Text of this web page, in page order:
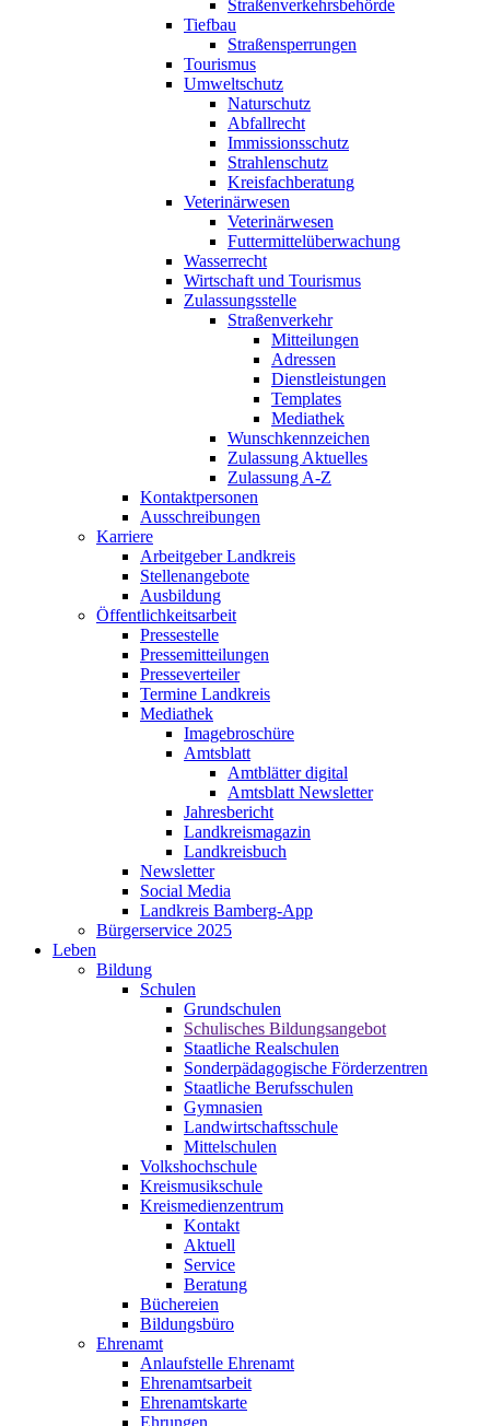
Straßenverkehrsbehörde
Tiefbau
Straßensperrungen
Tourismus
Umweltschutz
Naturschutz
Abfallrecht
Immissionsschutz
Strahlenschutz
Kreisfachberatung
Veterinärwesen
Veterinärwesen
Futtermittelüberwachung
Wasserrecht
Wirtschaft und Tourismus
Zulassungsstelle
Straßenverkehr
Mitteilungen
Adressen
Dienstleistungen
Templates
Mediathek
Wunschkennzeichen
Zulassung Aktuelles
Zulassung A-Z
Kontaktpersonen
Ausschreibungen
Karriere
Arbeitgeber Landkreis
Stellenangebote
Ausbildung
Öffentlichkeitsarbeit
Pressestelle
Pressemitteilungen
Presseverteiler
Termine Landkreis
Mediathek
Imagebroschüre
Amtsblatt
Amtblätter digital
Amtsblatt Newsletter
Jahresbericht
Landkreismagazin
Landkreisbuch
Newsletter
Social Media
Landkreis Bamberg-App
Bürgerservice 2025
Leben
Bildung
Schulen
Grundschulen
Schulisches Bildungsangebot
Staatliche Realschulen
Sonderpädagogische Förderzentren
Staatliche Berufsschulen
Gymnasien
Landwirtschaftsschule
Mittelschulen
Volkshochschule
Kreismusikschule
Kreismedienzentrum
Kontakt
Aktuell
Service
Beratung
Büchereien
Bildungsbüro
Ehrenamt
Anlaufstelle Ehrenamt
Ehrenamtsarbeit
Ehrenamtskarte
Ehrungen